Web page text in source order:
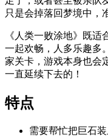
只是会掉落回梦境中，
《人类一败涂地》既
一起欢畅，人多乐趣多
家关卡，游戏本身也会
一直延续下去的！
特点
需要帮忙把巨石